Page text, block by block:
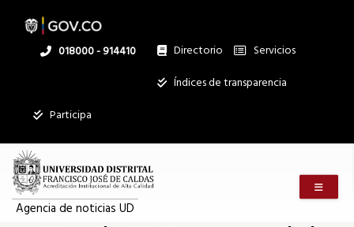
Vive
III
Semana
contenido
Linea
018000 - 914410 Directorio
Institucional
Servicios
Índices de transparencia
Participa
Agencia de noticias UD